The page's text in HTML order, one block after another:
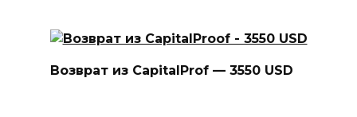
Возврат из CapitalProf — 3550 USD